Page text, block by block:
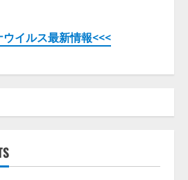
イルス最新情報<<<